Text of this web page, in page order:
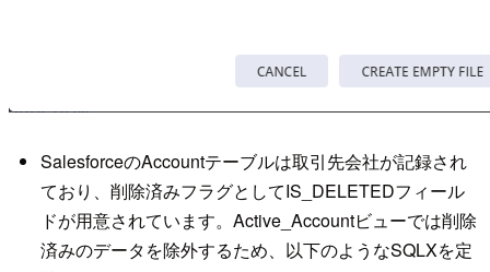
SalesforceのAccountテーブルは取引先会社が記録され
ており、削除済みフラグとしてIS_DELETEDフィール
ドが用意されています。Active_Accountビューでは削除
済みのデータを除外するため、以下のようなSQLXを定